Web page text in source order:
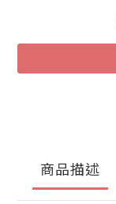
商品描述